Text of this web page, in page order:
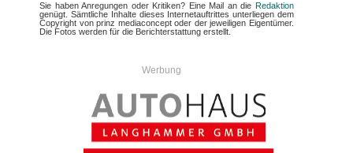
Sie haben Anregungen oder Kritiken? Eine Mail an die Redaktion
genügt. Sämtliche Inhalte dieses Internetauftrittes unterliegen dem
Copyright von prinz mediaconcept oder der jeweiligen Eigentümer.
Die Fotos werden für die Berichterstattung erstellt.
Werbung